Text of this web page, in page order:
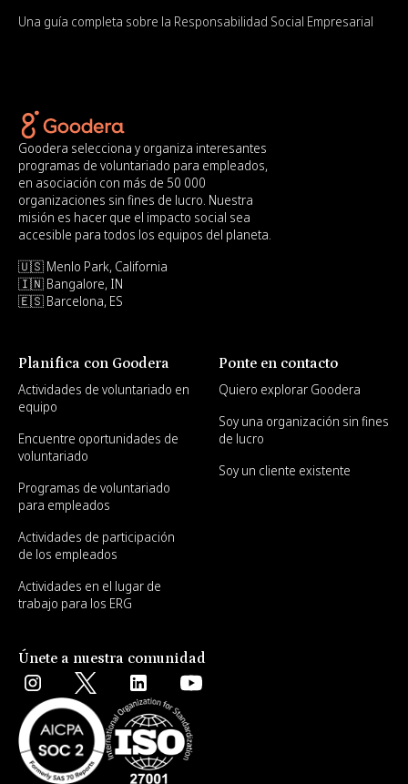
Una guía completa sobre la Responsabilidad Social Empresarial
Goodera selecciona y organiza interesantes
programas de voluntariado para empleados,
en asociación con más de 50 000
organizaciones sin fines de lucro. Nuestra
misión es hacer que el impacto social sea
accesible para todos los equipos del planeta.
🇺🇸 Menlo Park, California
🇮🇳 Bangalore, IN
🇪🇸 Barcelona, ES
Planifica con Goodera
Actividades de voluntariado en
equipo
Encuentre oportunidades de
voluntariado
Programas de voluntariado
para empleados
Actividades de participación
de los empleados
Actividades en el lugar de
trabajo para los ERG
Ponte en contacto
Quiero explorar Goodera
Soy una organización sin fines
de lucro
Soy un cliente existente
Únete a nuestra comunidad